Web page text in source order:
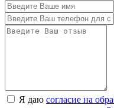
Я даю согласие на